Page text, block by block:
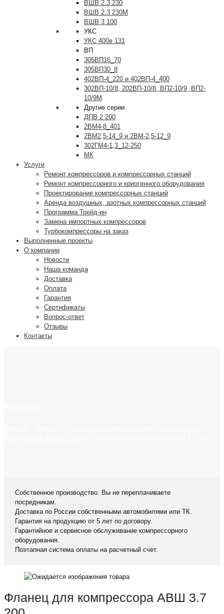
ВШВ 2.3 230
ВШВ 2.3 230М
ВШВ 3 100
УКС
УКС 400в 131
ВП
305ВП16_70
305ВП30_8
402ВП-4_220 и 402ВП-4_400
302ВП-10/8, 202ВП-10/8, ВП2-10/9, ВП2-
10/9М
Другие серии
ДПВ 2 200
2ВМ4-8_401
2ВМ2,5-14_9 и 2ВМ-2,5-12_9
302ГМ4-1,3_12-250
МК
Услуги
Ремонт компрессоров и компрессорных станций
Ремонт компрессорного и криогенного оборудования
Проектирование компрессорных станций
Аренда воздушных, азотных компрессорных станций
Программа Трейд-ин
Замена импортных компрессоров
Турбокомпрессоры на заказ
Выполненные проекты
О компании
Новости
Наша команда
Доставка
Оплата
Гарантия
Сертификаты
Вопрос-ответ
Отзывы
Контакты
Собственное производство. Вы не переплачиваете
посредникам.
Доставка по России собственными автомобилями или ТК.
Гарантия на продукцию от 5 лет по договору.
Гарантийное и сервисное обслуживание компрессорного
оборудования.
Поэтапная система оплаты на расчетный счет.
Фланец для компрессора АВШ 3.7